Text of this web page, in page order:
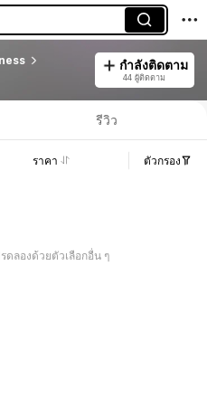
กำลังติดตาม
44 ผู้ติดตาม
รีวิว
ราคา ตัวกรอง
ดลองด้วยตัวเลือกอื่น ๆ